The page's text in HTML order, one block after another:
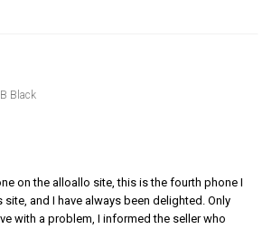
Black
on the alloallo site, this is the fourth phone I
site, and I have always been delighted. Only
with a problem, I informed the seller who